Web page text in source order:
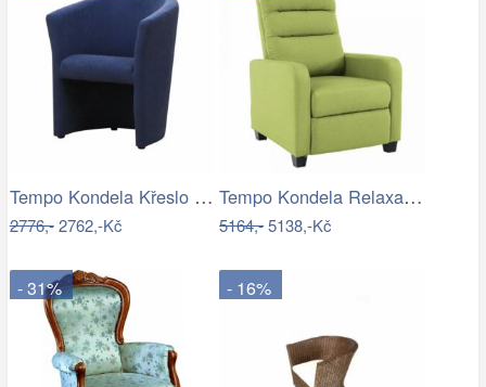
Tempo Kondela Křeslo CUBA - modré
2776,-2762,-Kč
Tempo Kondela Relaxační křeslo TURNER -…
5164,-5138,-Kč
- 31% - 16%